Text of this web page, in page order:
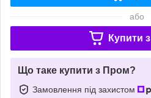
або
Купити з
Що таке купити з Пром?
Замовлення під захистом